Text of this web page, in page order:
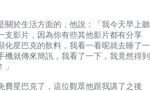
關於生活方面的，他說：「我今天早上聽
支影片，因為你有些其他影片都有分享
化星巴克的飲料，我看一看呢就去睡了一
機就傳來簡訊，我看了一下，我竟然得到
費星巴克了，這位觀眾他跟我講了之後